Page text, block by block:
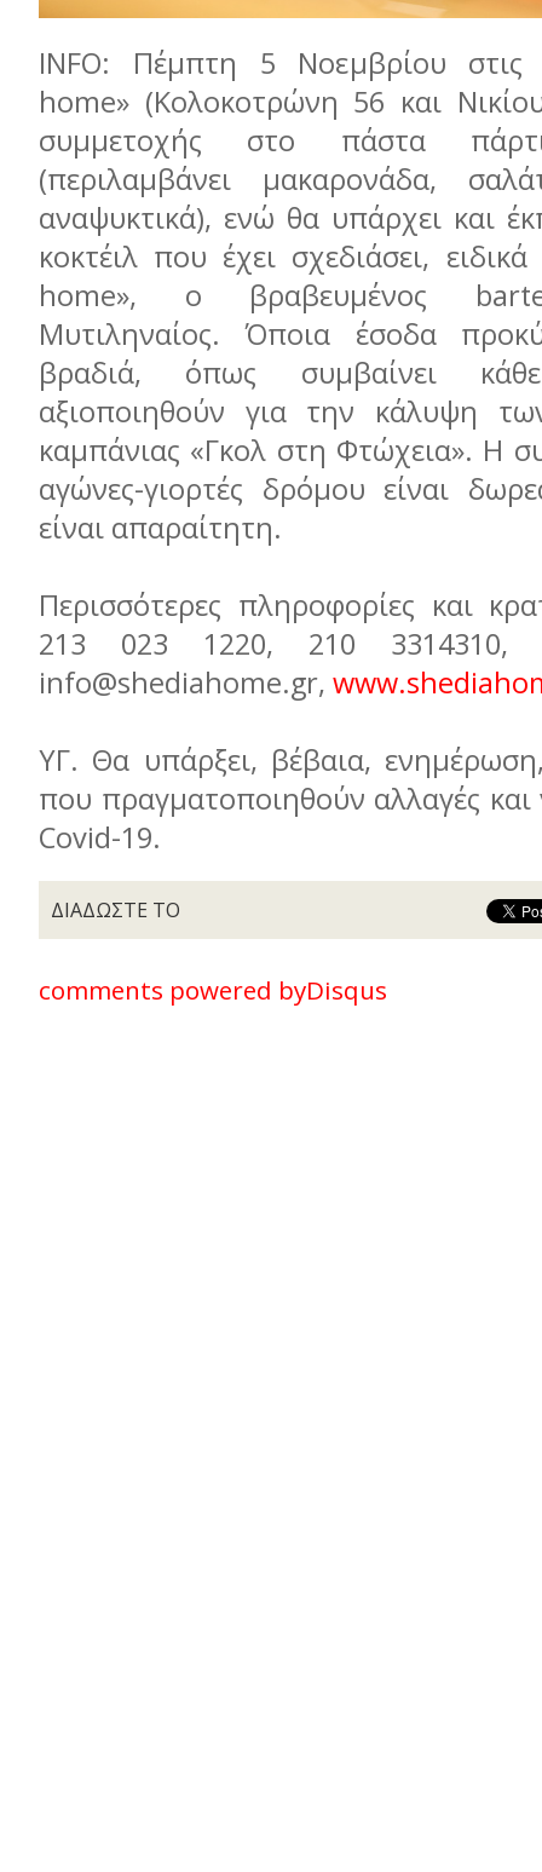
INFO: Πέμπτη 5 Νοεμβρίου στις
home» (Κολοκοτρώνη 56 και
συμμετοχής στο πάστα
(περιλαμβάνει μακαρονάδα,
αναψυκτικά), ενώ θα υπάρχει και
κοκτέιλ που έχει σχεδιάσει,
home», o βραβευμένος
Μυτιληναίος. Όποια έσοδα
βραδιά, όπως συμβαίνει
αξιοποιηθούν για την κάλυψη
καμπάνιας «Γκολ στη Φτώχεια». Η
αγώνες-γιορτές δρόμου είναι
είναι απαραίτητη.
Περισσότερες πληροφορίες και
213 023 1220, 210 3314310,
info@shediahome.gr,
ΥΓ. Θα υπάρξει, βέβαια,
που πραγματοποιηθούν αλλαγές
Covid-19.
ΔΙΑΔΩΣΤΕ ΤΟ
comments powered byDisqus